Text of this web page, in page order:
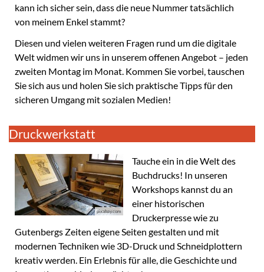
kann ich sicher sein, dass die neue Nummer tatsächlich
von meinem Enkel stammt?
Diesen und vielen weiteren Fragen rund um die digitale
Welt widmen wir uns in unserem offenen Angebot – jeden
zweiten Montag im Monat. Kommen Sie vorbei, tauschen
Sie sich aus und holen Sie sich praktische Tipps für den
sicheren Umgang mit sozialen Medien!
Druckwerkstatt
pixabay.com
Tauche ein in die Welt des
Buchdrucks! In unseren
Workshops kannst du an
einer historischen
Druckerpresse wie zu
Gutenbergs Zeiten eigene Seiten gestalten und mit
modernen Techniken wie 3D-Druck und Schneidplottern
kreativ werden. Ein Erlebnis für alle, die Geschichte und